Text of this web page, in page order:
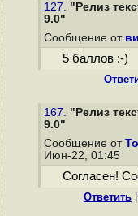
127. "Релиз
9.0"
Сообщение от
5 баллов :-)
167. "Релиз
9.0"
Сообщение от
Июн-22, 01:45
Согласен!
Ответить